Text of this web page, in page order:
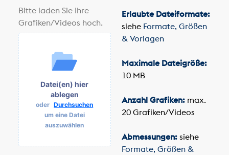
Bitte laden Sie Ihre
Grafiken/Videos hoch.
Datei(en) hier
ablegen
oder Durchsuchen
um eine Datei
auszuwählen
Erlaubte Dateiformate:
siehe Formate, Größen
& Vorlagen
Maximale Dateigröße:
10 MB
Anzahl Grafiken:max.
20 Grafiken/Videos
Abmessungen:siehe
Formate, Größen &